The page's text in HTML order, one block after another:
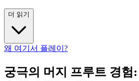
더 읽기
왜 여기서 플레이?
궁극의 머지 프루트 경험: